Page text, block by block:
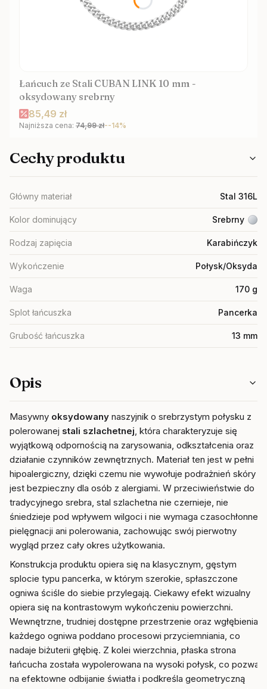
Łańcuch ze Stali CUBAN LINK 10 mm -
oksydowany srebrny
Cena promocyjna
85,49 zł
Najniższa cena: 74,99 zł--14%
Cechy produktu
Główny materiał Stal 316L
Kolor dominujący Srebrny
Rodzaj zapięcia Karabińczyk
Wykończenie Połysk/Oksyda
Waga 170 g
Splot łańcuszka Pancerka
Grubość łańcuszka 13 mm
Opis
Masywny oksydowany naszyjnik o srebrzystym połysku z
polerowanej stali szlachetnej, która charakteryzuje się
wyjątkową odpornością na zarysowania, odkształcenia oraz
działanie czynników zewnętrznych. Materiał ten jest w pełni
hipoalergiczny, dzięki czemu nie wywołuje podrażnień skóry i
jest bezpieczny dla osób z alergiami. W przeciwieństwie do
tradycyjnego srebra, stal szlachetna nie czernieje, nie
śniedzieje pod wpływem wilgoci i nie wymaga czasochłonnej
pielęgnacji ani polerowania, zachowując swój pierwotny
wygląd przez cały okres użytkowania.
Konstrukcja produktu opiera się na klasycznym, gęstym
splocie typu pancerka, w którym szerokie, spłaszczone
ogniwa ściśle do siebie przylegają. Ciekawy efekt wizualny
opiera się na kontrastowym wykończeniu powierzchni.
Wewnętrzne, trudniej dostępne przestrzenie oraz wgłębienia
każdego ogniwa poddano procesowi przyciemniania, co
nadaje biżuterii głębię. Z kolei wierzchnia, płaska strona
łańcucha została wypolerowana na wysoki połysk, co pozwala
na efektowne odbijanie światła i podkreśla geometryczną